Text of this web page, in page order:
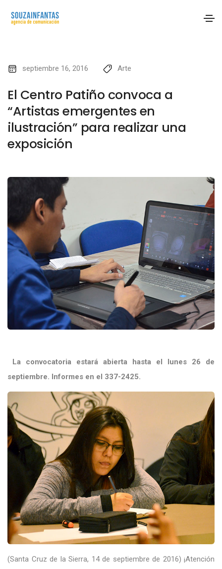
septiembre 16, 2016 Arte
El Centro Patiño convoca a
“Artistas emergentes en
ilustración” para realizar una
exposición
La convocatoria estará abierta hasta el lunes 26 de
septiembre. Informes en el 337-2425.
(Santa Cruz de la Sierra, 14 de septiembre de 2016) ¡Atención